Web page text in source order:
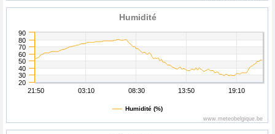
Humidité
Humidité (%)
21:50 03:10 08:30 13:50 19:10
20
30
40
50
60
70
80
90
www.meteobelgique.be